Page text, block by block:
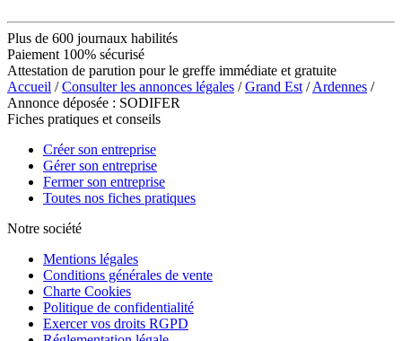
Plus de 600 journaux habilités
Paiement 100% sécurisé
Attestation de parution pour le greffe immédiate et gratuite
Accueil /Consulter les annonces légales /Grand Est /Ardennes /
Annonce déposée : SODIFER
Fiches pratiques et conseils
Créer son entreprise
Gérer son entreprise
Fermer son entreprise
Toutes nos fiches pratiques
Notre société
Mentions légales
Conditions générales de vente
Charte Cookies
Politique de confidentialité
Exercer vos droits RGPD